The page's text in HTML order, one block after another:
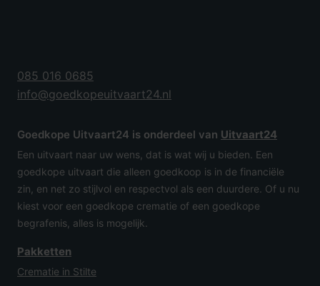
085 016 0685
info@goedkopeuitvaart24.nl
Goedkope Uitvaart24 is onderdeel van Uitvaart24
Een uitvaart naar uw wens, dat is wat wij u bieden. Een
goedkope uitvaart die alleen goedkoop is in de financiële
zin, en net zo stijlvol en respectvol als een duurdere. Of u nu
kiest voor een goedkope crematie of een goedkope
begrafenis, alles is mogelijk.
Pakketten
Crematie in Stilte